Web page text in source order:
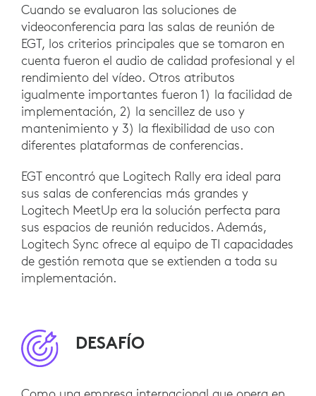
Cuando se evaluaron las soluciones de
videoconferencia para las salas de reunión de
EGT, los criterios principales que se tomaron en
cuenta fueron el audio de calidad profesional y el
rendimiento del vídeo. Otros atributos
igualmente importantes fueron 1) la facilidad de
implementación, 2) la sencillez de uso y
mantenimiento y 3) la flexibilidad de uso con
diferentes plataformas de conferencias.
EGT encontró que Logitech Rally era ideal para
sus salas de conferencias más grandes y
Logitech MeetUp era la solución perfecta para
sus espacios de reunión reducidos. Además,
Logitech Sync ofrece al equipo de TI capacidades
de gestión remota que se extienden a toda su
implementación.
DESAFÍO